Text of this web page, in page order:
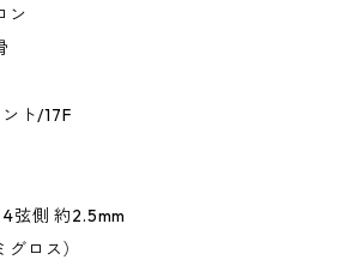
ン
ト/17F
4弦側 約2.5mm
ロス）